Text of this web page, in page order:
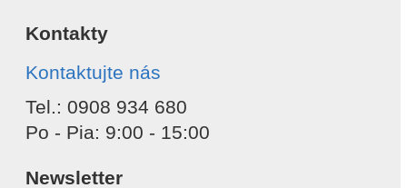
Kontakty
Kontaktujte nás
Tel.: 0908 934 680
Po - Pia: 9:00 - 15:00
Newsletter